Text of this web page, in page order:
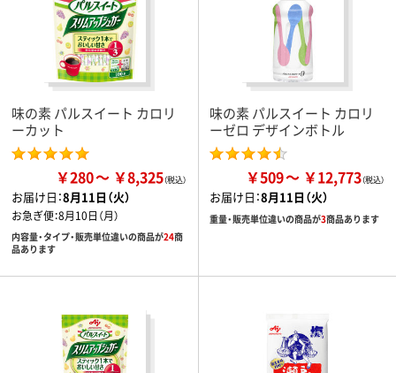
味の素 パルスイート カロリ
ーカット
￥280 ￥8,325
お届け日：8月11日（火）
お急ぎ便：8月10日（月）
内容量・タイプ・販売単位違いの商品が24商
品あります
味の素 パルスイート カロリ
ーゼロ デザインボトル
￥509 ￥12,773
お届け日：8月11日（火）
重量・販売単位違いの商品が3商品あります